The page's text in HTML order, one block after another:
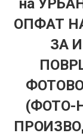
на
ОПФАТ
ЗА
(ФОТО-